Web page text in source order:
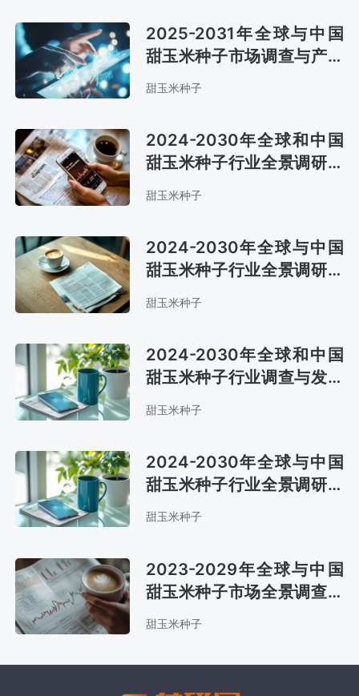
2025-2031年全球与中国
甜玉米种子市场调查与产业
竞争格局报告
甜玉米种子
2024-2030年全球和中国
甜玉米种子行业全景调研及
市场前景预测报告
甜玉米种子
2024-2030年全球与中国
甜玉米种子行业全景调研及
发展趋势研究报告
甜玉米种子
2024-2030年全球和中国
甜玉米种子行业调查与发展
趋势研究报告
甜玉米种子
2024-2030年全球与中国
甜玉米种子行业全景调研及
市场分析预测报告
甜玉米种子
2023-2029年全球与中国
甜玉米种子市场全景调查与
投资策略报告
甜玉米种子